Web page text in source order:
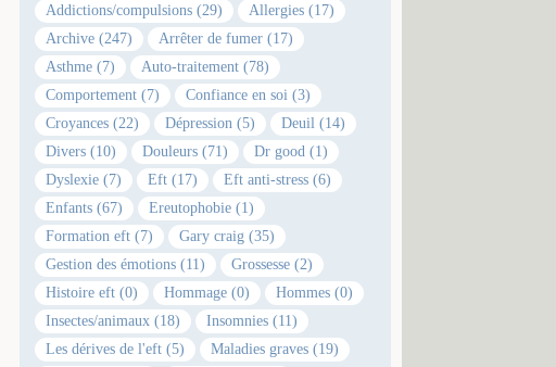
Addictions/compulsions (29)
Allergies (17)
Archive (247)
Arrêter de fumer (17)
Asthme (7)
Auto-traitement (78)
Comportement (7)
Confiance en soi (3)
Croyances (22)
Dépression (5)
Deuil (14)
Divers (10)
Douleurs (71)
Dr good (1)
Dyslexie (7)
Eft (17)
Eft anti-stress (6)
Enfants (67)
Ereutophobie (1)
Formation eft (7)
Gary craig (35)
Gestion des émotions (11)
Grossesse (2)
Histoire eft (0)
Hommage (0)
Hommes (0)
Insectes/animaux (18)
Insomnies (11)
Les dérives de l'eft (5)
Maladies graves (19)